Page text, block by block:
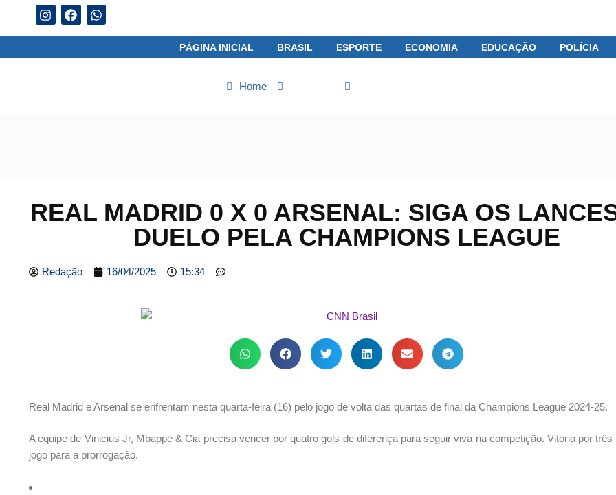
PÁGINA INICIAL BRASIL ESPORTE ECONOMIA EDUCAÇÃO POLÍCIA
Home
REAL MADRID 0 X 0 ARSENAL: SIGA OS
DUELO PELA CHAMPIONS LEAGUE
Redação 16/04/2025 15:34
Real Madrid e Arsenal se enfrentam nesta quarta-feira (16) pelo jogo de volta das quartas de final da Champions League 2024-25.
A equipe de Vinicius Jr, Mbappé & Cia precisa vencer por quatro gols de diferença para seguir viva na competição. Vitória por três
jogo para a prorrogação.